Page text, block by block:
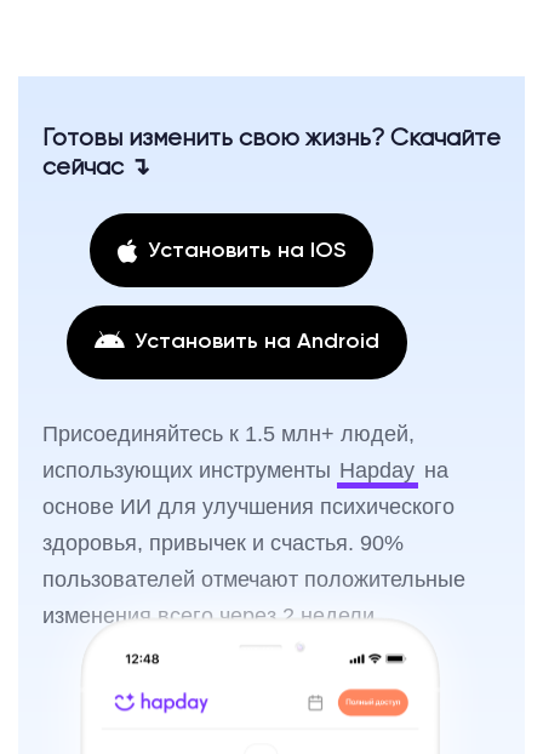
Готовы изменить свою жизнь? Скачайте
сейчас ↴
Установить на IOS
Установить на Android
Присоединяйтесь к 1.5 млн+ людей,
использующих инструменты Hapday на
основе ИИ для улучшения психического
здоровья, привычек и счастья. 90%
пользователей отмечают положительные
изменения всего через 2 недели.